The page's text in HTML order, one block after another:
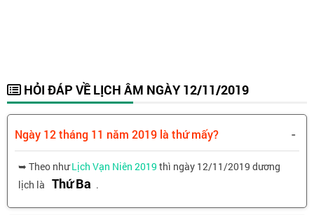
HỎI ĐÁP VỀ LỊCH ÂM NGÀY 12/11/2019
Ngày 12 tháng 11 năm 2019 là thứ mấy? -
➥ Theo nhưLịch Vạn Niên 2019 thì ngày 12/11/2019 dương
lịch là Thứ Ba .